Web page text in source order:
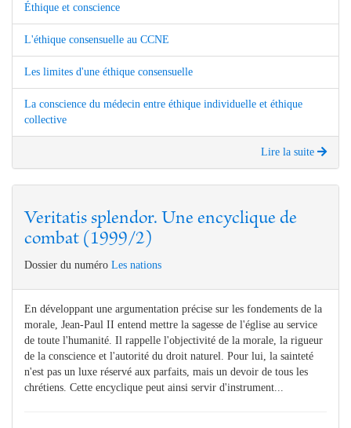
Éthique et conscience
L'éthique consensuelle au CCNE
Les limites d'une éthique consensuelle
La conscience du médecin entre éthique individuelle et éthique
collective
Lire la suite
Veritatis splendor. Une encyclique de
combat (1999/2)
Dossier du numéro Les nations
En développant une argumentation précise sur les fondements de la
morale, Jean-Paul II entend mettre la sagesse de l'église au service
de toute l'humanité. Il rappelle l'objectivité de la morale, la rigueur
de la conscience et l'autorité du droit naturel. Pour lui, la sainteté
n'est pas un luxe réservé aux parfaits, mais un devoir de tous les
chrétiens. Cette encyclique peut ainsi servir d'instrument...